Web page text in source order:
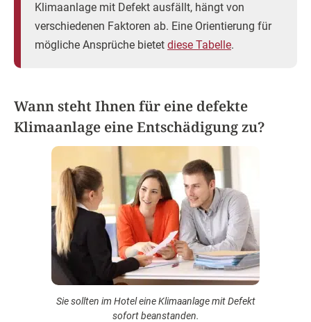
Klimaanlage mit Defekt ausfällt, hängt von
verschiedenen Faktoren ab. Eine Orientierung für
mögliche Ansprüche bietet diese Tabelle.
Wann steht Ihnen für eine defekte
Klimaanlage eine Entschädigung zu?
Sie sollten im Hotel eine Klimaanlage mit Defekt
sofort beanstanden.